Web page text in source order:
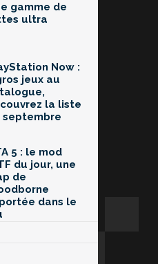
gamme de
ultra
Now :
jeux au
la liste
septembre
5 : le mod
du jour, une
de
dans le